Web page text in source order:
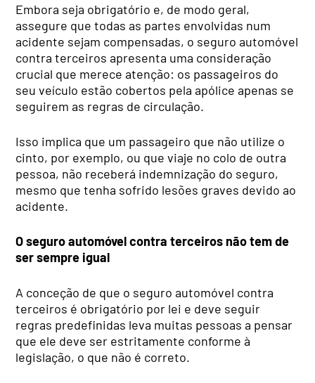
Embora seja obrigatório e, de modo geral,
assegure que todas as partes envolvidas num
acidente sejam compensadas, o seguro automóvel
contra terceiros apresenta uma consideração
crucial que merece atenção: os passageiros do
seu veículo estão cobertos pela apólice apenas se
seguirem as regras de circulação.
Isso implica que um passageiro que não utilize o
cinto, por exemplo, ou que viaje no colo de outra
pessoa, não receberá indemnização do seguro,
mesmo que tenha sofrido lesões graves devido ao
acidente.
O seguro automóvel contra terceiros não tem de
ser sempre igual
A conceção de que o seguro automóvel contra
terceiros é obrigatório por lei e deve seguir
regras predefinidas leva muitas pessoas a pensar
que ele deve ser estritamente conforme à
legislação, o que não é correto.